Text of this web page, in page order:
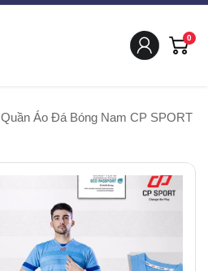
0
Quần Áo Đá Bóng Nam CP SPORT